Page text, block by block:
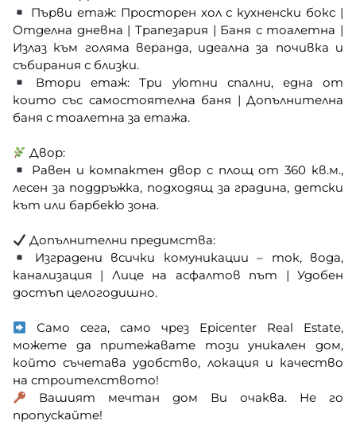
Първи етаж: Просторен хол с кухненски бокс |
Отделна дневна | Трапезария | Баня с тоалетна |
Излаз към голяма веранда, идеална за почивка и
събирания с близки.
Втори етаж: Три уютни спални, една от
които със самостоятелна баня | Допълнителна
баня с тоалетна за етажа.
Двор:
Равен и компактен двор с площ от 360 кв.м.,
лесен за поддръжка, подходящ за градина, детски
кът или барбекю зона.
Допълнителни предимства:
Изградени всички комуникации – ток, вода,
канализация | Лице на асфалтов път | Удобен
достъп целогодишно.
Само сега, само чрез Epicenter Real Estate,
можете да притежавате този уникален дом,
който съчетава удобство, локация и качество
на строителството!
Вашият мечтан дом Ви очаква. Не го
пропускайте!